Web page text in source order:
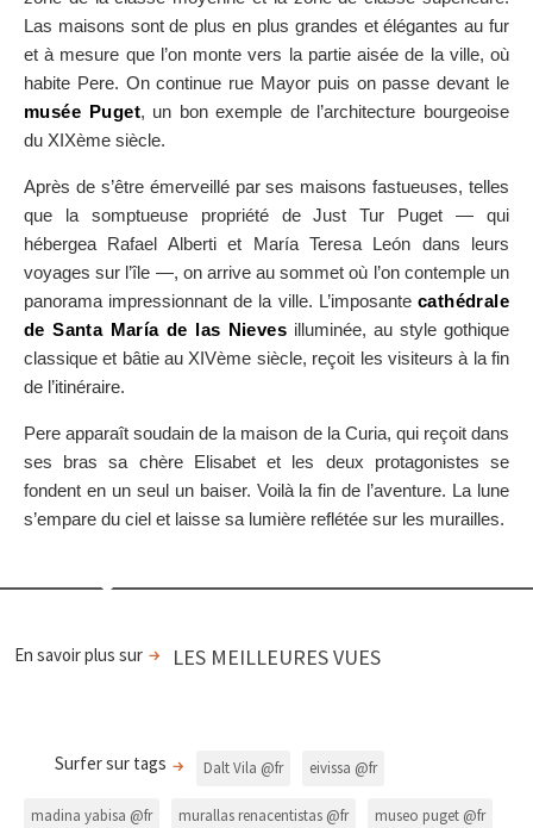
Las maisons sont de plus en plus grandes et élégantes au fur
et à mesure que l’on monte vers la partie aisée de la ville, où
habite Pere. On continue rue Mayor puis on passe devant le
musée Puget, un bon exemple de l’architecture bourgeoise
du XIXème siècle.
Après de s’être émerveillé par ses maisons fastueuses, telles
que la somptueuse propriété de Just Tur Puget — qui
hébergea Rafael Alberti et María Teresa León dans leurs
voyages sur l’île —, on arrive au sommet où l’on contemple un
panorama impressionnant de la ville. L’imposante cathédrale
de Santa María de las Nieves illuminée, au style gothique
classique et bâtie au XIVème siècle, reçoit les visiteurs à la fin
de l’itinéraire.
Pere apparaît soudain de la maison de la Curia, qui reçoit dans
ses bras sa chère Elisabet et les deux protagonistes se
fondent en un seul un baiser. Voilà la fin de l’aventure. La lune
s’empare du ciel et laisse sa lumière reflétée sur les murailles.
En savoir plus sur LES MEILLEURES VUES
Surfer sur tags Dalt Vila @fr eivissa @fr
madina yabisa @fr murallas renacentistas @fr museo puget @fr